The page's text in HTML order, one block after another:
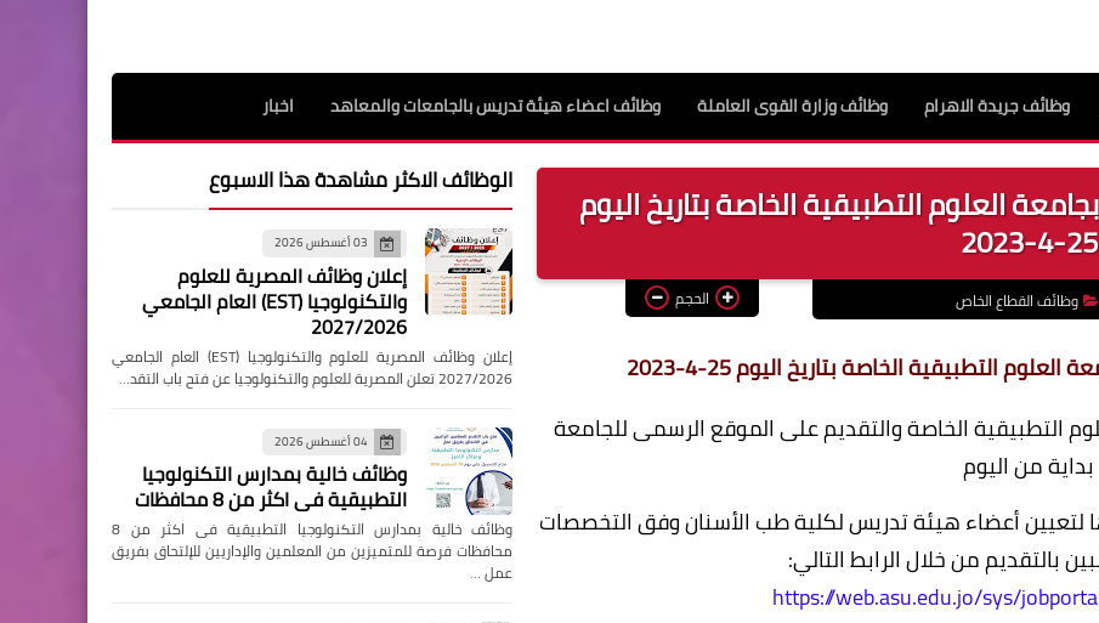
وظائف جريدة الاهرام وظائف وزارة القوى العاملة وظائف اعضاء هيئة تدريس بالجامعات والمعاهد اخبار
العلوم التطبيقية الخاصة بتاريخ اليوم
25-4-2023
وظائف القطاع الخاص الحجم
التطبيقية الخاصة بتاريخ اليوم 25-4-2023
التطبيقية الخاصة والتقديم على الموقع الرسمى للجامعة
بداية من اليوم
لتعيين أعضاء هيئة تدريس لكلية طب الأسنان وفق التخصصات
بالتقديم من خلال الرابط التالي:
https://web.asu.edu.jo/sys/
الوظائف الاكثر مشاهدة هذا الاسبوع
03 أغسطس 2026
إعلان وظائف المصرية للعلوم
والتكنولوجيا (EST) العام الجامعي
2027/2026
إعلان وظائف المصرية للعلوم والتكنولوجيا (EST) العام الجامعي
2027/2026 تعلن المصرية للعلوم والتكنولوجيا عن فتح باب التقد…
04 أغسطس 2026
وظائف خالية بمدارس التكنولوجيا
التطبيقية فى اكثر من 8 محافظات
وظائف خالية بمدارس التكنولوجيا التطبيقية فى اكثر من 8
محافظات فرصة للمتميزين من المعلمين والإداريين للإلتحاق بفريق
عمل …